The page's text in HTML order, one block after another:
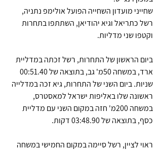
שחייני מועדון השחייה הפועל אולימפ נתניה,
רשל כתריאל וגיא יהודיאן, השתתפו בתחרות
וקטפו שני מדליות.
ביום הראשון של התחרות, רשל זכתה במדליית
שניות. ביום השני של התחרות, גיא זכה במדלייה
ראשונה שלו באליפות ישראל למאסטרס,
במשחה 200מ' חזה במקום השני עם מדליית
כסף, בתוצאה של 03:48.90 דקות.
ראוי לציין, רשל סיימה במקום החמישי במשחה